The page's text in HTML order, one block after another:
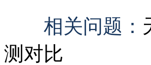
相关问题：
测对比